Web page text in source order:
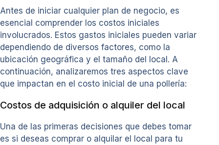
Antes de iniciar cualquier plan de negocio, es
esencial comprender los costos iniciales
involucrados. Estos gastos iniciales pueden variar
dependiendo de diversos factores, como la
ubicación geográfica y el tamaño del local. A
continuación, analizaremos tres aspectos clave
que impactan en el costo inicial de una pollería:
Costos de adquisición o alquiler del local
Una de las primeras decisiones que debes tomar
es si deseas comprar o alquilar el local para tu